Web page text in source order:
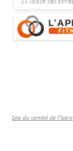
Site du comité de l'Isère